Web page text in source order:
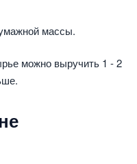
массы.
можно выручить 1 - 2